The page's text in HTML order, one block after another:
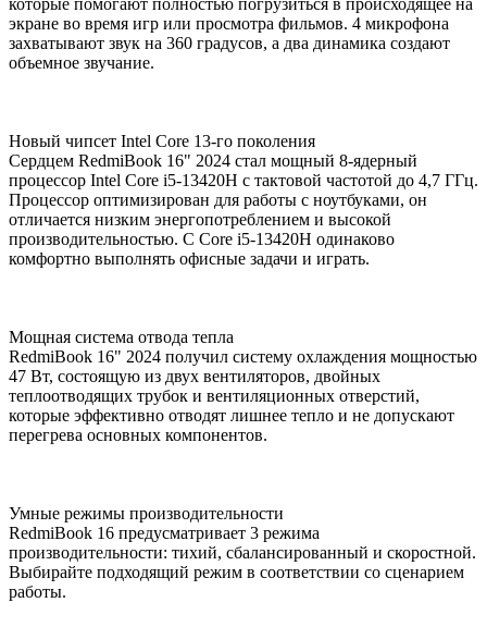
экране во время игр или просмотра фильмов. 4 микрофона
захватывают звук на 360 градусов, а два динамика создают
объемное звучание.
Новый чипсет Intel Core 13-го поколения
Сердцем RedmiBook 16" 2024 стал мощный 8-ядерный
процессор Intel Core i5-13420H с тактовой частотой до 4,7 ГГц.
Процессор оптимизирован для работы с ноутбуками, он
отличается низким энергопотреблением и высокой
производительностью. С Core i5-13420H одинаково
комфортно выполнять офисные задачи и играть.
Мощная система отвода тепла
RedmiBook 16" 2024 получил систему охлаждения мощностью
47 Вт, состоящую из двух вентиляторов, двойных
теплоотводящих трубок и вентиляционных отверстий,
которые эффективно отводят лишнее тепло и не допускают
перегрева основных компонентов.
Умные режимы производительности
RedmiBook 16 предусматривает 3 режима
производительности: тихий, сбалансированный и скоростной.
Выбирайте подходящий режим в соответствии со сценарием
работы.